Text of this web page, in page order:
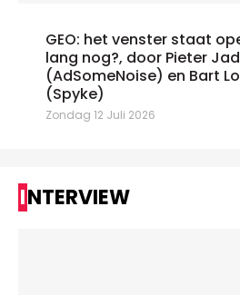
GEO: het venster staat
lang nog?, door Pieter
(AdSomeNoise) en Bart
(Spyke)
Zondag 12 Juli 2026
INTERVIEW